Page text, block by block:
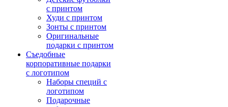
с принтом
Худи с принтом
Зонты с принтом
Оригинальные
подарки с принтом
Съедобные
корпоративные подарки
с логотипом
Наборы специй с
логотипом
Подарочные